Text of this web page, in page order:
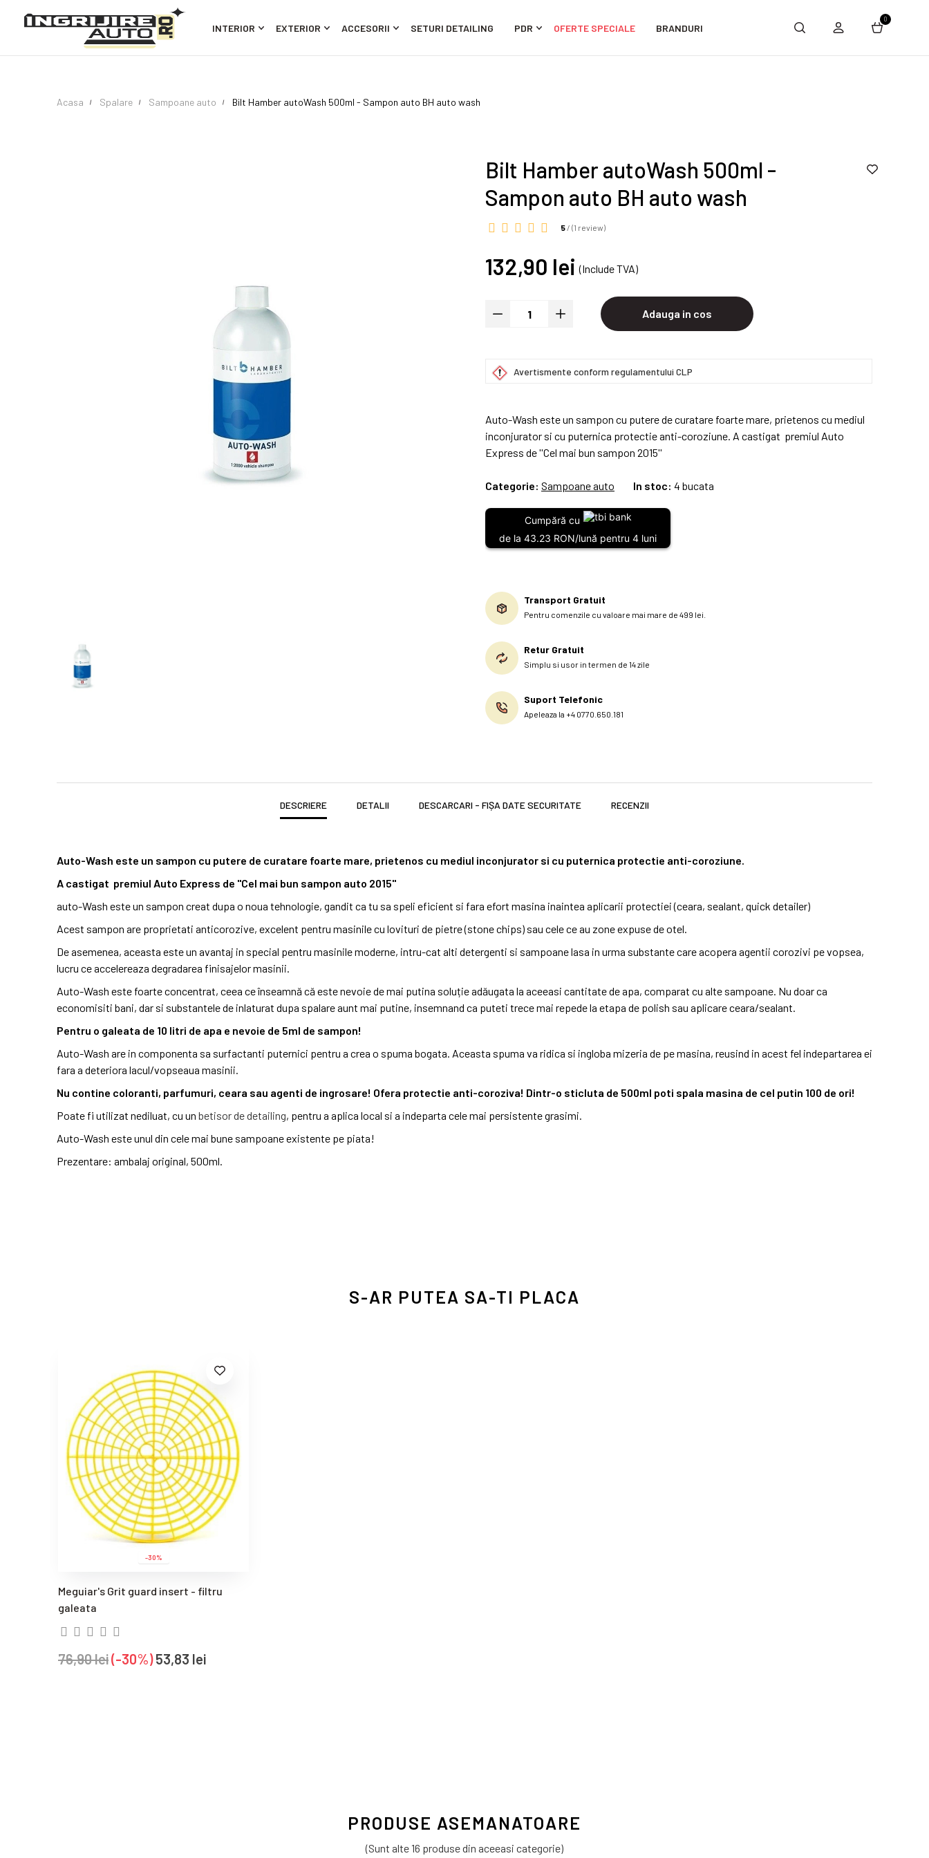
INTERIOR EXTERIOR ACCESORII SETURI DETAILING PDR OFERTE SPECIALE BRANDURI
0
Acasa Spalare Sampoane auto Bilt Hamber autoWash 500ml - Sampon auto BH auto wash
Bilt Hamber autoWash 500ml -
Sampon auto BH auto wash
5 / (1 review)
132,90 lei (Include TVA)
Adauga in cos
Avertismente conform regulamentului CLP
Auto-Wash este un sampon cu putere de curatare foarte mare, prietenos cu mediul
inconjurator si cu puternica protectie anti-coroziune. A castigat premiul Auto
Express de ''Cel mai bun sampon 2015''
Categorie: Sampoane auto In stoc: 4 bucata
Cumpără cu
de la 43.23 RON/lună pentru 4 luni
Transport Gratuit
Pentru comenzile cu valoare mai mare de 499 lei.
Retur Gratuit
Simplu si usor in termen de 14 zile
Suport Telefonic
Apeleaza la +4 0770.650.181
DESCRIERE DETALII DESCARCARI - FIȘA DATE SECURITATE RECENZII
Auto-Wash este un sampon cu putere de curatare foarte mare, prietenos cu mediul inconjurator si cu puternica protectie anti-coroziune.
A castigat premiul Auto Express de ''Cel mai bun sampon auto 2015''
auto-Wash este un sampon creat dupa o noua tehnologie, gandit ca tu sa speli eficient si fara efort masina inaintea aplicarii protectiei (ceara, sealant, quick detailer)
Acest sampon are proprietati anticorozive, excelent pentru masinile cu lovituri de pietre (stone chips) sau cele ce au zone expuse de otel.
De asemenea, aceasta este un avantaj in special pentru masinile moderne, intru-cat alti detergenti si sampoane lasa in urma substante care acopera agentii corozivi pe vopsea,
lucru ce accelereaza degradarea finisajelor masinii.
Auto-Wash este foarte concentrat, ceea ce înseamnă că este nevoie de mai putina soluție adăugata la aceeasi cantitate de apa, comparat cu alte sampoane. Nu doar ca
economisiti bani, dar si substantele de inlaturat dupa spalare aunt mai putine, insemnand ca puteti trece mai repede la etapa de polish sau aplicare ceara/sealant.
Pentru o galeata de 10 litri de apa e nevoie de 5ml de sampon!
Auto-Wash are in componenta sa surfactanti puternici pentru a crea o spuma bogata. Aceasta spuma va ridica si ingloba mizeria de pe masina, reusind in acest fel indepartarea ei
fara a deteriora lacul/vopseaua masinii.
Nu contine coloranti, parfumuri, ceara sau agenti de ingrosare! Ofera protectie anti-coroziva! Dintr-o sticluta de 500ml poti spala masina de cel putin 100 de ori!
Poate fi utilizat nediluat, cu un betisor de detailing, pentru a aplica local si a indeparta cele mai persistente grasimi.
Auto-Wash este unul din cele mai bune sampoane existente pe piata!
Prezentare: ambalaj original, 500ml.
Rares Samartean
S-AR PUTEA SA-TI PLACA
-30%
Meguiar's Grit guard insert - filtru
galeata
76,90 lei -30% 53,83 lei
PRODUSE ASEMANATOARE
(Sunt alte 16 produse din aceeasi categorie)